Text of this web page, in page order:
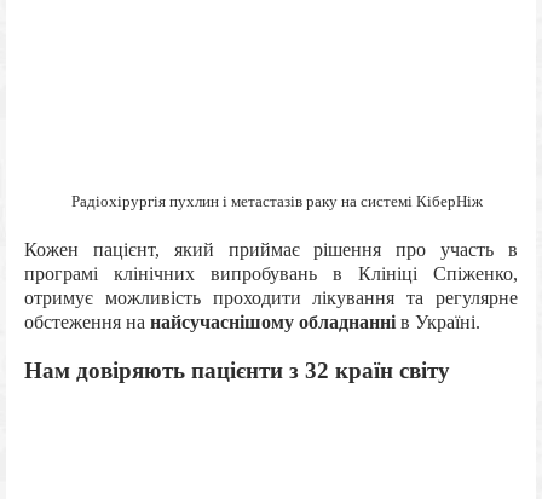
Радіохірургія пухлин і метастазів раку на системі КіберНіж
Кожен пацієнт, який приймає рішення про участь в
програмі клінічних випробувань в Клініці Спіженко,
отримує можливість проходити лікування та регулярне
обстеження на найсучаснішому обладнанні в Україні.
Нам довіряють пацієнти з 32 країн світу